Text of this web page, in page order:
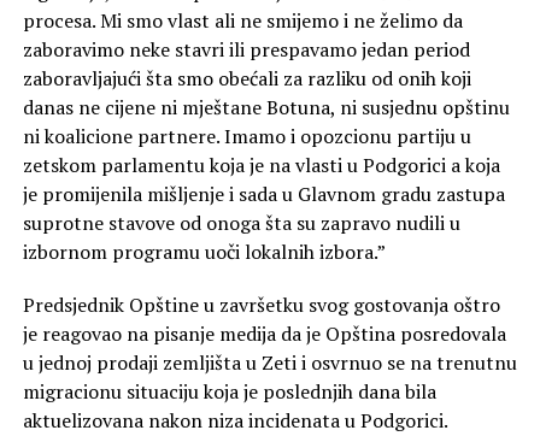
procesa. Mi smo vlast ali ne smijemo i ne želimo da
zaboravimo neke stavri ili prespavamo jedan period
zaboravljajući šta smo obećali za razliku od onih koji
danas ne cijene ni mještane Botuna, ni susjednu opštinu
ni koalicione partnere. Imamo i opozcionu partiju u
zetskom parlamentu koja je na vlasti u Podgorici a koja
je promijenila mišljenje i sada u Glavnom gradu zastupa
suprotne stavove od onoga šta su zapravo nudili u
izbornom programu uoči lokalnih izbora.”
Predsjednik Opštine u završetku svog gostovanja oštro
je reagovao na pisanje medija da je Opština posredovala
u jednoj prodaji zemljišta u Zeti i osvrnuo se na trenutnu
migracionu situaciju koja je poslednjih dana bila
aktuelizovana nakon niza incidenata u Podgorici.